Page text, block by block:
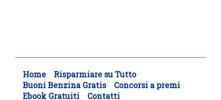
Home
Risparmiare su Tutto
Buoni Benzina Gratis
Concorsi a premi
Ebook Gratuiti
Contatti